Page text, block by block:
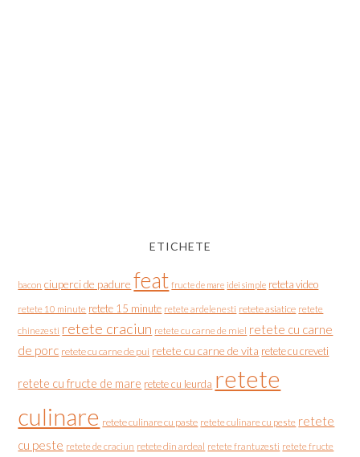
ETICHETE
bacon ciuperci de padure feat fructe de mare idei simple reteta video
retete 10 minute retete 15 minute retete ardelenesti retete asiatice retete
chinezesti retete craciun retete cu carne de miel retete cu carne
de porc retete cu carne de pui retete cu carne de vita retete cu creveti
retete cu fructe de mare retete cu leurda retete
culinare retete culinare cu paste retete culinare cu peste retete
cu peste retete de craciun retete din ardeal retete frantuzesti retete fructe